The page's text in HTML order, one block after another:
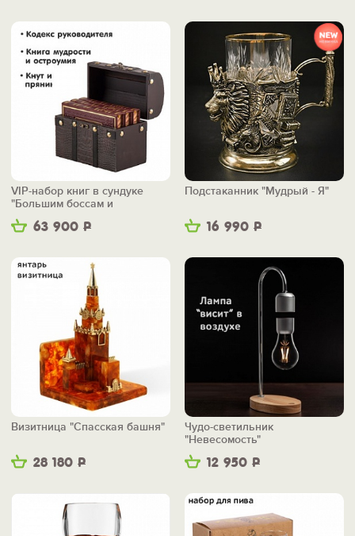
63 900 Р
VIP-набор книг в сундуке
"Большим боссам и
маленьким"
16 990 Р
Подстаканник "Мудрый - Я"
28 180 Р
Визитница "Спасская башня"
12 950 Р
Чудо-светильник
"Невесомость"